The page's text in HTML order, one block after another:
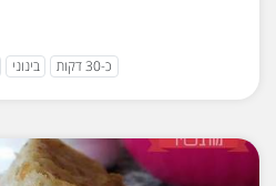
כ-30 דקות בינוני